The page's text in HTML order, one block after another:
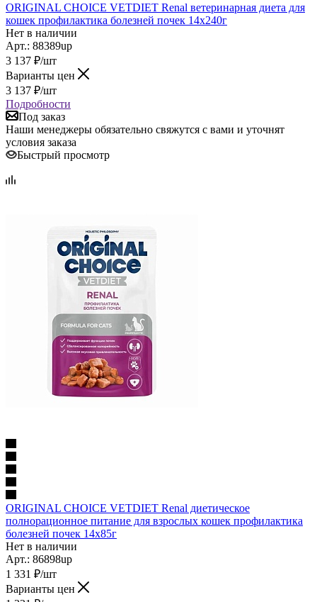
ORIGINAL CHOICE VETDIET Renal ветеринарная диета для
кошек профилактика болезней почек 14х240г
Нет в наличии
Арт.: 88389up
3 137 ₽/шт
Варианты цен
3 137 ₽/шт
Подробности
Под заказ
Наши менеджеры обязательно свяжутся с вами и уточнят
условия заказа
Быстрый просмотр
ORIGINAL CHOICE VETDIET Renal диетическое
полнорационное питание для взрослых кошек профилактика
болезней почек 14х85г
Нет в наличии
Арт.: 86898up
1 331 ₽/шт
Варианты цен